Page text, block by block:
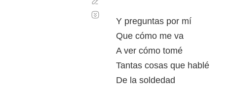
Y preguntas por mí
Que cómo me va
A ver cómo tomé
Tantas cosas que hablé
De la soldedad
automático